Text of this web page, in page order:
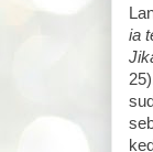
ia